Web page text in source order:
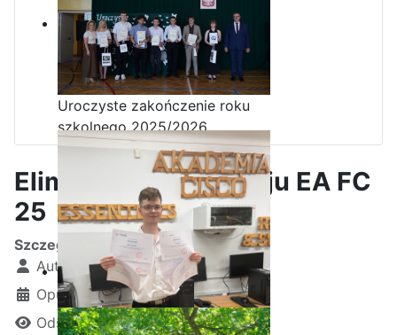
Uroczyste zakończenie roku
szkolnego 2025/2026
Eliminacje do Turnieju EA FC
25
Szczegóły
Autor:
Kamil Krosta
Opublikowano: 04 marzec 2025
Odsłon: 1406